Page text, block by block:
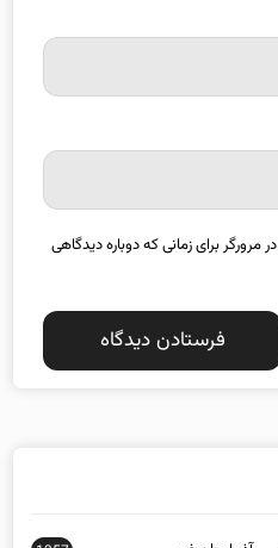
برای زمانی که دوباره دیدگاهی